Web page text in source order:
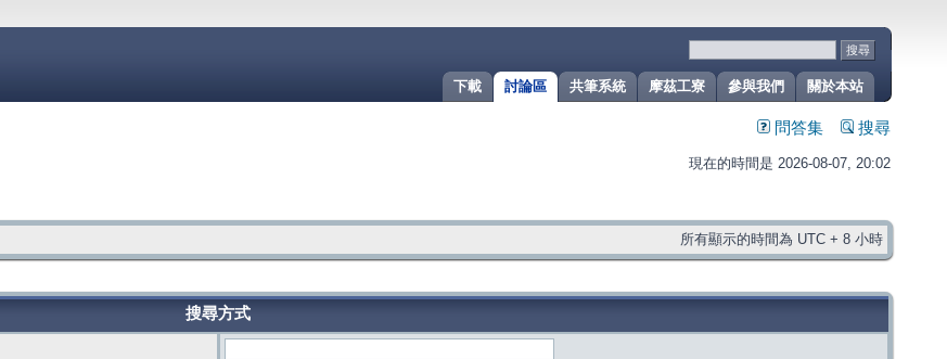
關於本站
參與我們
摩茲工寮
共筆系統
討論區
下載
問答集 搜尋
現在的時間是 2026-08-07, 20:02
所有顯示的時間為 UTC + 8 小時
搜尋方式